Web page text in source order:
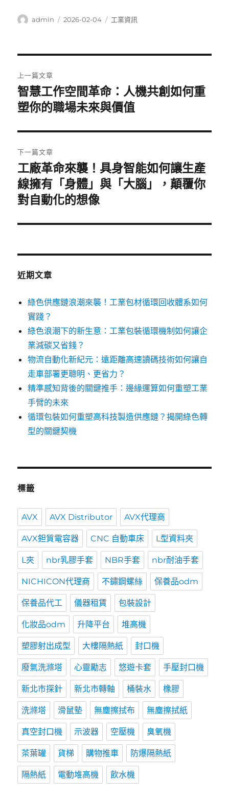
作
admin
發
2026-02-04
分
工業資訊
章
導
覽
上一篇文章
上
一
文
章:
智慧工作空間革命：人機共創如何重
塑你的職場未來與價值
下一篇文章
下
一
篇
章:
工廠革命來襲！具身智能如何讓生產
線擁有「身體」與「大腦」，顛覆你
對自動化的想像
近期文章
綠色供應鏈浪潮來襲！工業包材循環回收體系如何
實踐？
綠色浪潮下的新生意：工業包裝循環機制如何讓企
業減碳又省錢？
物流自動化新紀元：遠距離高速讀碼技術如何讓自
走車部署更聰明、更省力？
精準感知背後的關鍵推手：邊緣運算如何重塑工業
手臂的未來
循環包裝如何重塑高科技製造供應鏈？揭開綠色轉
型的關鍵契機
標籤
AVX AVX Distributor AVX代理商
AVX鉭質電容器 CNC 自動車床 L型資料夾
L夾 nbr乳膠手套 NBR手套 nbr耐油手套
NICHICON代理商 不鏽鋼螺絲 保養品odm
保養品代工 儀器租賃 包裝設計
化妝品odm 升降平台 堆高機
塑膠射出成型 大樓隔熱紙 封口機
廢氣洗滌塔 心靈勵志 悠遊卡套 手壓封口機
新北市探針 新北市轉軸 桶裝水 橡膠
洗滌塔 滑鼠墊 無塵擦拭布 無塵擦拭紙
真空封口機 示波器 空壓機 臭氧機
茶葉罐 貨梯 購物推車 防爆隔熱紙
隔熱紙 電動堆高機 飲水機